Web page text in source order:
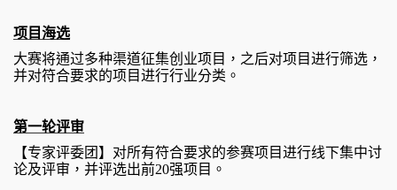
项目海选
大赛将通过多种渠道征集创业项目，之后对项目进行筛选，
并对符合要求的项目进行行业分类。
第一轮评审
【专家评委团】对所有符合要求的参赛项目进行线下集中讨
论及评审，并评选出前20强项目。